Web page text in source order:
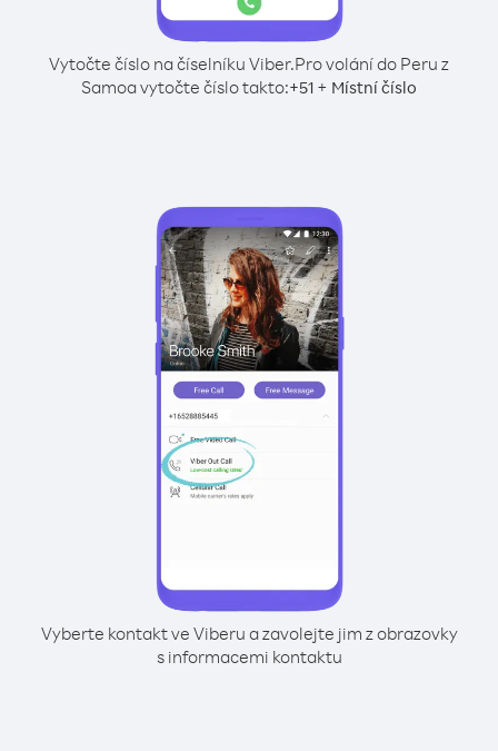
Vytočte číslo na číselníku Viber.Pro volání do Peru z
Samoa vytočte číslo takto:+51 + Místní číslo
Vyberte kontakt ve Viberu a zavolejte jim z obrazovky
s informacemi kontaktu